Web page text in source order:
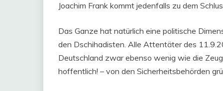
Joachim Frank kommt jedenfalls zu dem
Das Ganze hat natürlich eine politische
den Dschihadisten. Alle Attentäter des
Deutschland zwar ebenso wenig wie die
hoffentlich! – von den Sicherheitsbehörden